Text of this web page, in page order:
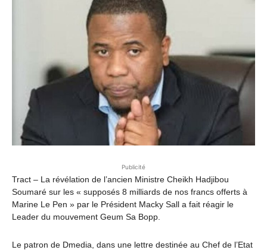
Publicité
Tract – La révélation de l’ancien Ministre Cheikh Hadjibou
Soumaré sur les « supposés 8 milliards de nos francs offerts à
Marine Le Pen » par le Président Macky Sall a fait réagir le
Leader du mouvement Geum Sa Bopp.
Le patron de Dmedia, dans une lettre destinée au Chef de l’Etat